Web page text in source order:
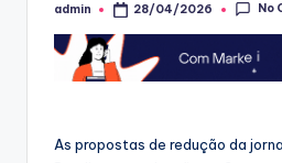
Posted
admin 28/04/2026 No
As propostas de redução da